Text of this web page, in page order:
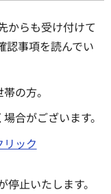
からも受け付けて
認事項を読んでい
の方。
合がございます。
ック
止いたします。